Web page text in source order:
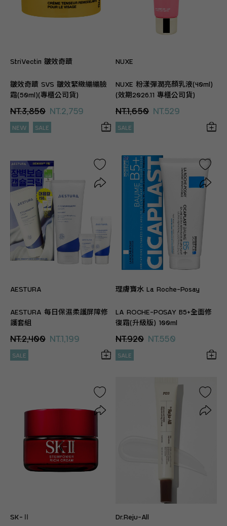
StriVectin 皺效奇蹟
皺效奇蹟 SVS 皺效緊緻繃繃臉
霜(50ml)(專櫃公司貨)
NT.3,850 NT.2,759
NEW SALE
NUXE
NUXE 粉漾彈潤亮顏乳液(40ml)
(效期2026.11 專櫃公司貨)
NT.1,650 NT.529
SALE
AESTURA
AESTURA 每日保濕柔護屏障修
護套組
NT.2,400 NT.1,199
SALE
理膚寶水 La Roche-Posay
LA ROCHE-POSAY B5+全面修
復霜(升級版) 100ml
NT.920 NT.550
SALE
SK-Ⅱ Dr.Reju-All